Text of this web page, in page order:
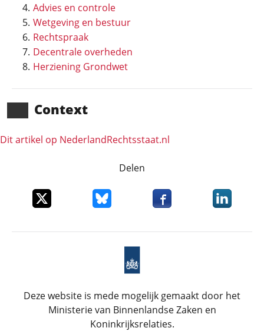
Advies en controle
Wetgeving en bestuur
Rechtspraak
Decentrale overheden
Herziening Grondwet
Context
Dit artikel op NederlandRechts­staat.nl
Delen
Deel dit item op XDeel dit item op Bluesky
Deel dit item opDeel dit
Deze website is mede mogelijk gemaakt door het
Ministerie van Binnenlandse Zaken en
Koninkrijksrelaties.